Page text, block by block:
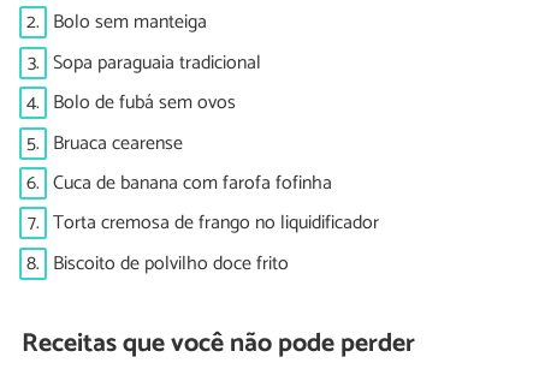
2. Bolo sem manteiga
3. Sopa paraguaia tradicional
4. Bolo de fubá sem ovos
5. Bruaca cearense
6. Cuca de banana com farofa fofinha
7. Torta cremosa de frango no liquidificador
8. Biscoito de polvilho doce frito
Receitas que você não pode perder